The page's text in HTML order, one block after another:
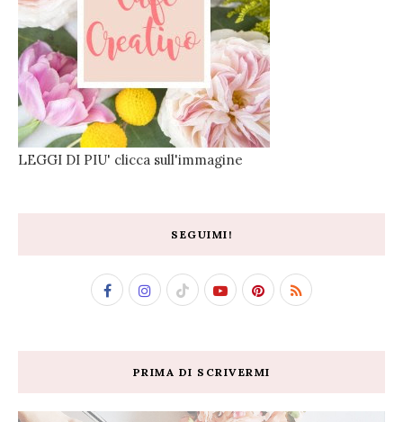
LEGGI DI PIU' clicca sull'immagine
SEGUIMI!
PRIMA DI SCRIVERMI